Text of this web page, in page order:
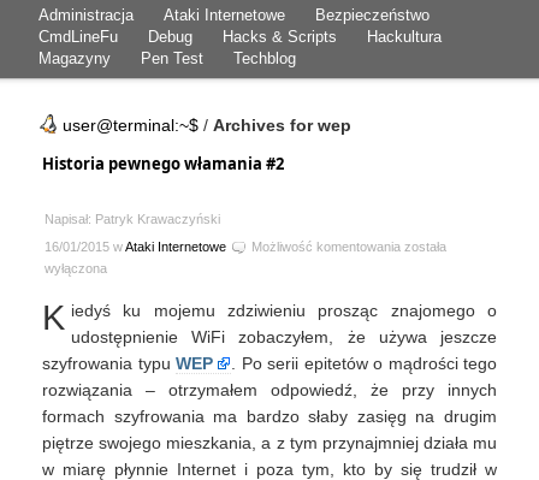
Administracja Ataki Internetowe
Bezpieczeństwo
CmdLineFu
Debug Hacks & Scripts
Hackultura
Magazyny
Pen Test Techblog
user@terminal:~$ / Archives for wep
Historia pewnego włamania #2
Napisał: Patryk Krawaczyński
16/01/2015 wAtaki Internetowe Możliwość komentowania Historia
#2
została
wyłączona
K iedyś ku mojemu zdziwieniu prosząc znajomego o
udostępnienie WiFi zobaczyłem, że używa jeszcze
szyfrowania typu WEP
. Po serii epitetów o mądrości tego
rozwiązania – otrzymałem odpowiedź, że przy innych
formach szyfrowania ma bardzo słaby zasięg na drugim
piętrze swojego mieszkania, a z tym przynajmniej działa mu
w miarę płynnie Internet i poza tym, kto by się trudził w